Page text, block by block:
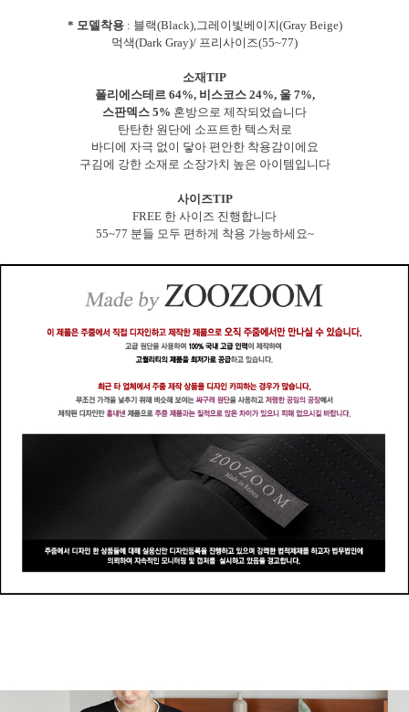
* 모델착용: 블랙(Black),그레이빛베이지(Gray Beige)
먹색(Dark Gray)/ 프리사이즈(55~77)
소재TIP
폴리에스테르 64%, 비스코스 24%, 울 7%,
스판덱스 5% 혼방으로 제작되었습니다
탄탄한 원단에 소프트한 텍스처로
바디에 자극 없이 닿아 편안한 착용감이에요
구김에 강한 소재로 소장가치 높은 아이템입니다
사이즈TIP
FREE 한 사이즈 진행합니다
55~77 분들 모두 편하게 착용 가능하세요~